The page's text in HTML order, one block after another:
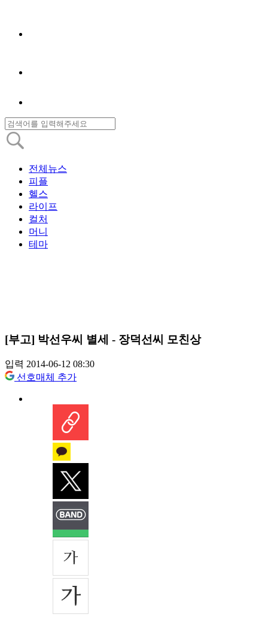
전체뉴스
피플
헬스
라이프
컬처
머니
테마
[부고] 박선우씨 별세 - 장덕선씨 모친상
입력 2014-06-12 08:30
선호매체 추가